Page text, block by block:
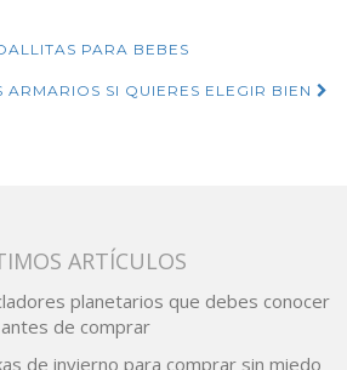
PARA BEBES
ARMARIOS SI QUIERES ELEGIR BIEN
ARTÍCULOS
planetarios que debes conocer
antes de comprar
de invierno para comprar sin miedo